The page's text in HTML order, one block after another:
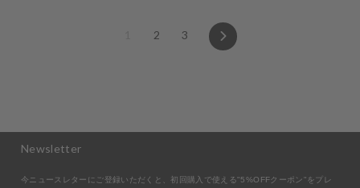
2 3 Next
Newsletter
今ニュースレターにご登録いただくと、初回購入で使える"5%OFFクーポン"をプレ